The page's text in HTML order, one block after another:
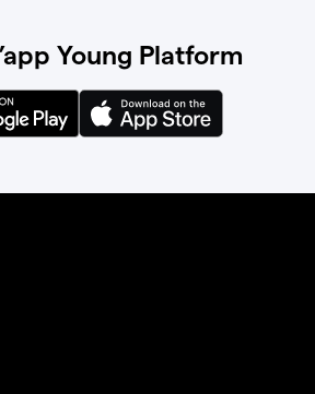
Young Platform